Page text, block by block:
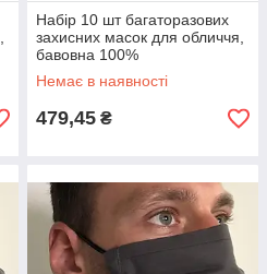
Набір 10 шт багаторазових
захисних масок для обличчя,
бавовна 100%
Немає в наявності
479,45 ₴